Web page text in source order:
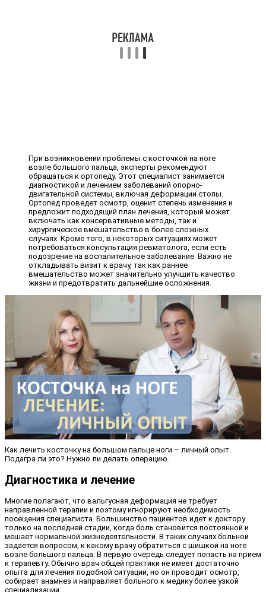
При возникновении проблемы с косточкой на ноге
возле большого пальца, эксперты рекомендуют
обращаться к ортопеду. Этот специалист занимается
диагностикой и лечением заболеваний опорно-
двигательной системы, включая деформации стопы.
Ортопед проведет осмотр, оценит степень изменения и
предложит подходящий план лечения, который может
включать как консервативные методы, так и
хирургическое вмешательство в более сложных
случаях. Кроме того, в некоторых ситуациях может
потребоваться консультация ревматолога, если есть
подозрение на воспалительное заболевание. Важно не
откладывать визит к врачу, так как раннее
вмешательство может значительно улучшить качество
жизни и предотвратить дальнейшие осложнения.
Как лечить косточку на большом пальце ноги – личный опыт.
Подагра ли это? Нужно ли делать операцию.
Диагностика и лечение
Многие полагают, что вальгусная деформация не требует
направленной терапии и поэтому игнорируют необходимость
посещения специалиста. Большинство пациентов идет к доктору
только на последней стадии, когда боль становится постоянной и
мешает нормальной жизнедеятельности. В таких случаях больной
задается вопросом, к какому врачу обратиться с шишкой на ноге
возле большого пальца. В первую очередь следует попасть на прием
к терапевту. Обычно врач общей практики не имеет достаточно
опыта для лечения подобной ситуации, но он проводит осмотр,
собирает анамнез и направляет больного к медику более узкой
специализации.